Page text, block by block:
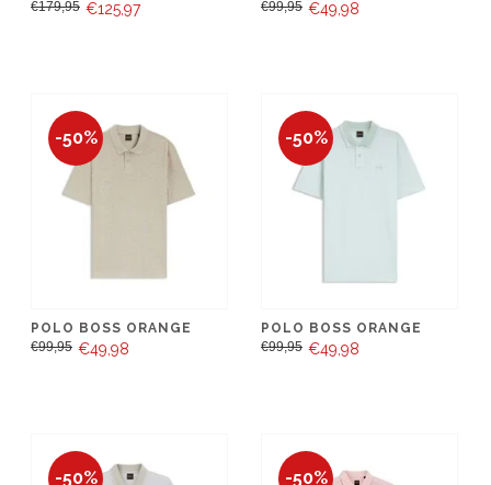
€179,95 €125,97
€99,95 €49,98
-50%
POLO BOSS ORANGE
€99,95 €49,98
-50%
POLO BOSS ORANGE
€99,95 €49,98
-50% -50%